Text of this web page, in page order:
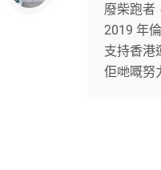
廢柴跑者
2019 年
支持香港
佢哋嘅努